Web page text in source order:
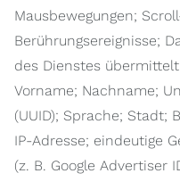
Mausbewegungen;
Berührungsereignisse;
des Dienstes
Vorname; Nachname;
(UUID); Sprache; Stadt;
IP-Adresse; eindeutige
(z. B. Google Advertiser